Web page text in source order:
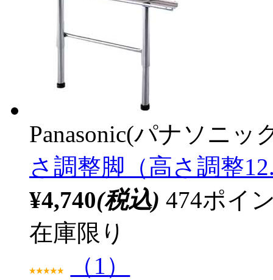
Panasonic(パナソニッ
さ調整脚（高さ調整
¥4,740(税込) 474ポイ
在庫限り
（1）